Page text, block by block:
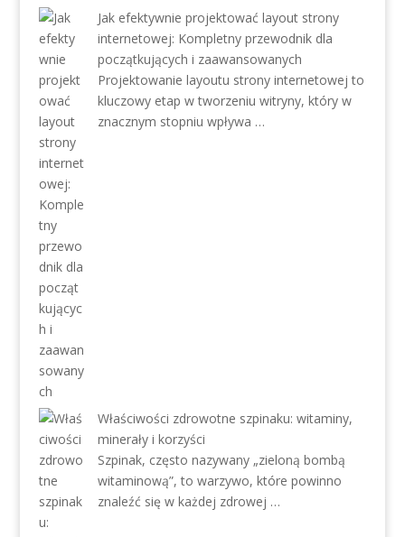
Jak efektywnie projektować layout strony
internetowej: Kompletny przewodnik dla
początkujących i zaawansowanych
Projektowanie layoutu strony internetowej to
kluczowy etap w tworzeniu witryny, który w
znacznym stopniu wpływa …
Właściwości zdrowotne szpinaku: witaminy,
minerały i korzyści
Szpinak, często nazywany „zieloną bombą
witaminową”, to warzywo, które powinno
znaleźć się w każdej zdrowej …